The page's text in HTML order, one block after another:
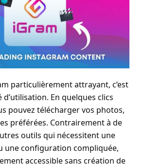
particulièrement attrayant, c’est
d’utilisation. En quelques clics
pouvez télécharger vos photos,
préférées. Contrairement à de
outils qui nécessitent une
une configuration compliquée,
accessible sans création de